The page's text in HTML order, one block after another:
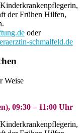
der Frühen Hilfen,
oder
schmalfeld.de
Weise
09:30 – 11:00 Uhr